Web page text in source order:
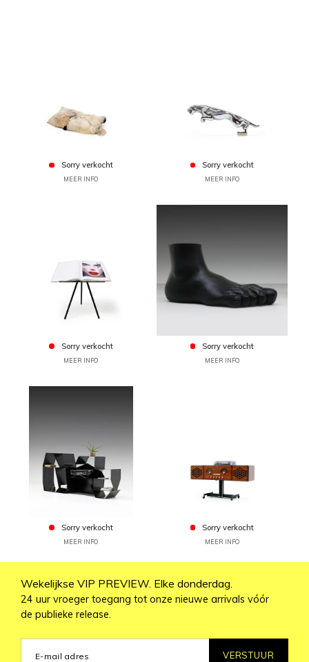
Sorry verkocht
MEER INFO
Sorry verkocht
MEER INFO
Sorry verkocht
MEER INFO
Sorry verkocht
MEER INFO
Sorry verkocht
MEER INFO
Sorry verkocht
MEER INFO
Wekelijkse VIP PREVIEW. Elke donderdag.
24 uur vroeger toegang tot onze nieuwe arrivals vóór
de publieke release.
VERSTUUR